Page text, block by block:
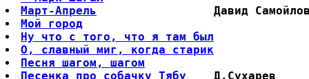
Март-Апрель
Мой город
Ну что с того, что я там был
О, славный миг, когда старик
Песня шагом, шагом
Песенка про собачку Тябу